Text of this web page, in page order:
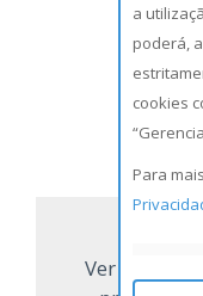
Ver todos os
a
poderá,
cookies
Para